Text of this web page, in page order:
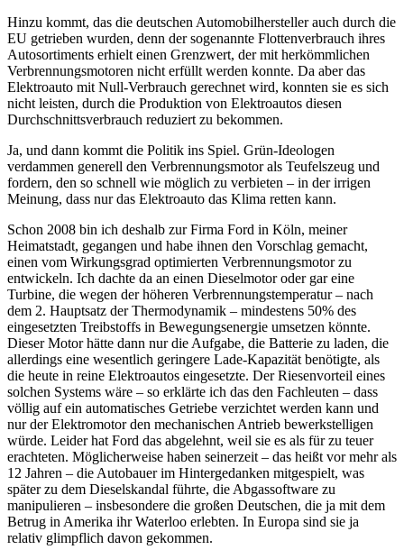
Hinzu kommt, das die deutschen Automobilhersteller auch durch die
EU getrieben wurden, denn der sogenannte Flottenverbrauch ihres
Autosortiments erhielt einen Grenzwert, der mit herkömmlichen
Verbrennungsmotoren nicht erfüllt werden konnte. Da aber das
Elektroauto mit Null-Verbrauch gerechnet wird, konnten sie es sich
nicht leisten, durch die Produktion von Elektroautos diesen
Durchschnittsverbrauch reduziert zu bekommen.
Ja, und dann kommt die Politik ins Spiel. Grün-Ideologen
verdammen generell den Verbrennungsmotor als Teufelszeug und
fordern, den so schnell wie möglich zu verbieten – in der irrigen
Meinung, dass nur das Elektroauto das Klima retten kann.
Schon 2008 bin ich deshalb zur Firma Ford in Köln, meiner
Heimatstadt, gegangen und habe ihnen den Vorschlag gemacht,
einen vom Wirkungsgrad optimierten Verbrennungsmotor zu
entwickeln. Ich dachte da an einen Dieselmotor oder gar eine
Turbine, die wegen der höheren Verbrennungstemperatur – nach
dem 2. Hauptsatz der Thermodynamik – mindestens 50% des
eingesetzten Treibstoffs in Bewegungsenergie umsetzen könnte.
Dieser Motor hätte dann nur die Aufgabe, die Batterie zu laden, die
allerdings eine wesentlich geringere Lade-Kapazität benötigte, als
die heute in reine Elektroautos eingesetzte. Der Riesenvorteil eines
solchen Systems wäre – so erklärte ich das den Fachleuten – dass
völlig auf ein automatisches Getriebe verzichtet werden kann und
nur der Elektromotor den mechanischen Antrieb bewerkstelligen
würde. Leider hat Ford das abgelehnt, weil sie es als für zu teuer
erachteten. Möglicherweise haben seinerzeit – das heißt vor mehr als
12 Jahren – die Autobauer im Hintergedanken mitgespielt, was
später zu dem Dieselskandal führte, die Abgassoftware zu
manipulieren – insbesondere die großen Deutschen, die ja mit dem
Betrug in Amerika ihr Waterloo erlebten. In Europa sind sie ja
relativ glimpflich davon gekommen.